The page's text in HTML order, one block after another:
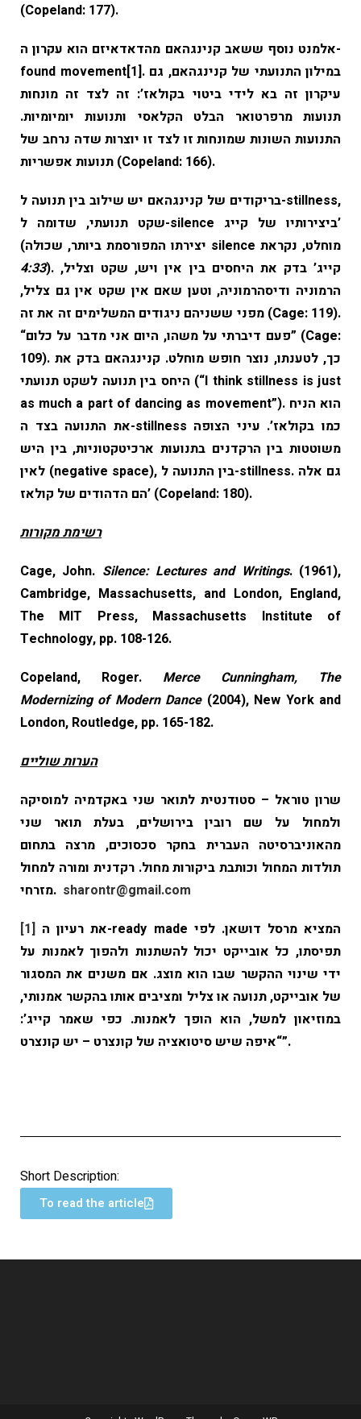
(Copeland: 177).
אלמנט נוסף ששאב קנינגהאם מהדאדאיזם הוא עקרון ה-
found movement[1]. במילון התנועתי של קנינגהאם, גם
עיקרון זה בא לידי ביטוי בקולאז’: זה לצד זה מונחות
תנועות מרפרטואר הבלט הקלאסי ותנועות יומיומיות.
התנועות השונות שמונחות זו לצד זו יוצרות שדה נרחב של
תנועות אפשריות (Copeland: 166).
בריקודים של קנינגהאם יש שילוב בין תנועה ל-stillness,
שקט תנועתי, שדומה ל-silence ביצירותיו של קייג’
(יצירתו המפורסמת ביותר, שכולה silence מוחלט, נקראת
4:33). קייג’ בדק את היחסים בין אין ויש, שקט וצליל,
הרמוניה ודיסהרמוניה, וטען שאם אין שקט אין גם צליל,
מפני ששניהם ניגודים המשלימים זה את זה (Cage: 119).
“פעם דיברתי על משהו, היום אני מדבר על כלום” (Cage:
109). כך, לטענתו, נוצר חופש מוחלט. קנינגהאם בדק את
היחס בין תנועה לשקט תנועתי (“I think stillness is just
as much a part of dancing as movement”). הוא הניח
את התנועה בצד ה-stillness כמו בקולאז’. עיני הצופה
משוטטות בין הרקדנים בתנועות ארכיטקטוניות, בין היש
לאין (negative space), בין התנועה ל-stillness. גם אלה
הם הדהודים של קולאז’ (Copeland: 180).
רשימת מקורות
Cage, John. Silence: Lectures and Writings. (1961),
Cambridge, Massachusetts, and London, England,
The MIT Press, Massachusetts Institute of
Technology, pp. 108-126.
Copeland, Roger. Merce Cunningham, The
Modernizingof Modern Dance(2004), New York and
London, Routledge, pp. 165-182.
הערות שוליים
שרון טוראל – סטודנטית לתואר שני באקדמיה למוסיקה
ולמחול על שם רובין בירושלים, בעלת תואר שני
מהאוניברסיטה העברית בחקר סכסוכים, מרצה בתחום
תולדות המחול וכותבת ביקורות מחול. רקדנית ומורה למחול
מזרחי. sharontr@gmail.com
[1]
תפיסתו, כל אובייקט יכול להשתנות ולהפוך לאמנות על
ידי שינוי ההקשר שבו הוא מוצג. אם משנים את המסגור
של אובייקט, תנועה או צליל ומציבים אותו בהקשר אמנותי,
במוזיאון למשל, הוא הופך לאמנות. כפי שאמר קייג’:
“איפה שיש סיטואציה של קונצרט – יש קונצרט”.
Short Description:
To read the article